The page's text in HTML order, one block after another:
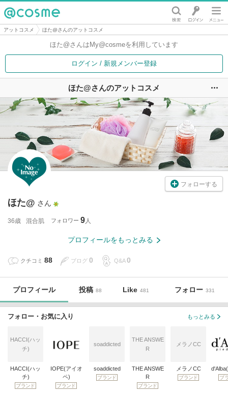
@cosme
アットコスメ ほた@さんのアットコスメ
ほた@さんは My@cosmeを利用しています
ログイン / 新規メンバー登録
ほた@さんのアットコスメ
フォローする
ほた@ さん
36歳 混合肌 フォロワー 9
プロフィールをもっとみる
クチコミ 88 ブログ 0 Q&A 0
プロフィール 投稿 88 Like 481 フォロー 331
フォロー・お気に入り もっとみる
HACCI(ハッ
チ)
HACCI(ハッ
チ)
ブランド
IOPE(アイオ
ペ)
ブランド
soaddicted
soaddicted
ブランド
THE ANSWE
R
THE ANSWE
R
ブランド
メラノCC
メラノCC
ブランド ブ